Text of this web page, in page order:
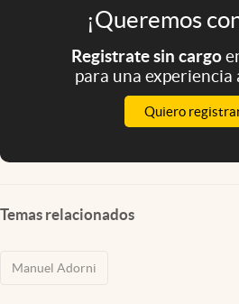
¡Queremos
Registrate sin cargo
para una experiencia
Quiero
Temas relacionados
Manuel Adorni